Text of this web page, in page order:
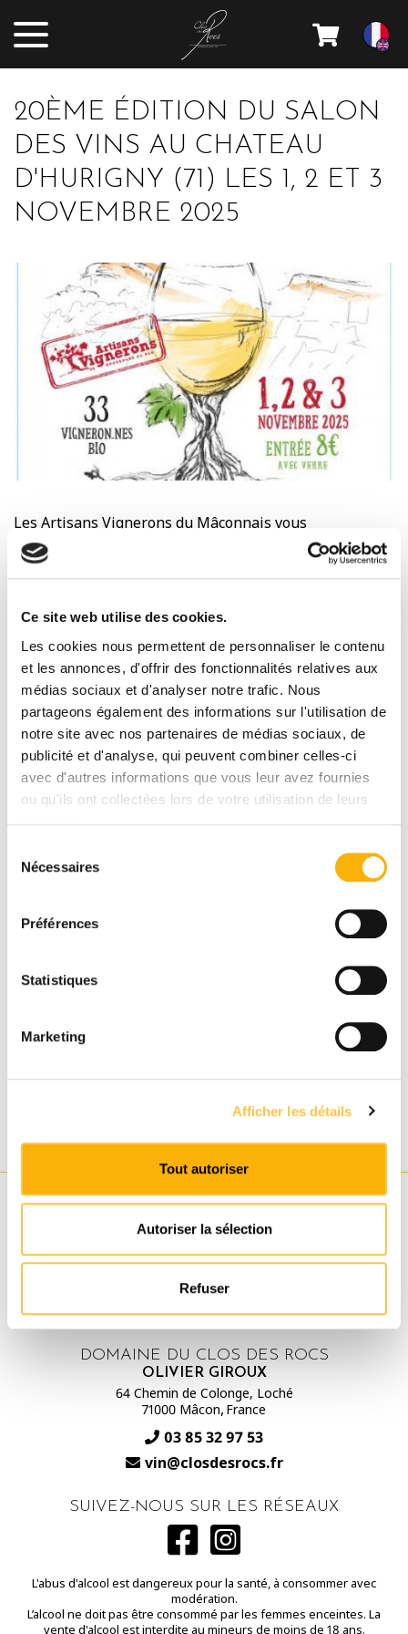
Ce site web utilise des cookies.
Les cookies nous permettent de personnaliser le contenu
et les annonces, d'offrir des fonctionnalités relatives aux
médias sociaux et d'analyser notre trafic. Nous
partageons également des informations sur l'utilisation de
notre site avec nos partenaires de médias sociaux, de
publicité et d'analyse, qui peuvent combiner celles-ci
avec d'autres informations que vous leur avez fournies
ou qu'ils ont collectées lors de votre utilisation de leurs
Nécessaires
Préférences
Statistiques
Marketing
Afficher les détails
Tout autoriser
Autoriser la sélection
Refuser
20ÈME ÉDITION DU SALON
DES VINS AU CHATEAU
D'HURIGNY (71) LES 1, 2 ET 3
NOVEMBRE 2025
Les Artisans Vignerons du Mâconnais vous
accueilleront les 1,2 et 3 Novembre 2025 à
leur 20ème édition au salon des vins du Chateau
d'Hurigny (71) nommé pour l'occasion "Des Racines et
>> Samedi 1er et dimanche 2 novembre : ouvert tout
public (entrée 8€ sur place avec un verre)
>> Lundi 3 novembre : réservé aux
professionnels (entrée 8€ avec repas et verre)
Nous serions heureux de vous retrouver sur place !
PARTAGER L’ACTUALITÉ SUR
RETOUR AUX ACTUALITÉS
DOMAINE DU CLOS DES ROCS
OLIVIER GIROUX
64 Chemin de Colonge, Loché
-
71000 Mâcon, France
03 85 32 97 53
vin@closdesrocs.fr
SUIVEZ-NOUS SUR LES RÉSEAUX
L'abus d'alcool est dangereux pour la santé, à consommer avec
modération.
L’alcool ne doit pas être consommé par les femmes enceintes. La
vente d'alcool est interdite au mineurs de moins de 18 ans.